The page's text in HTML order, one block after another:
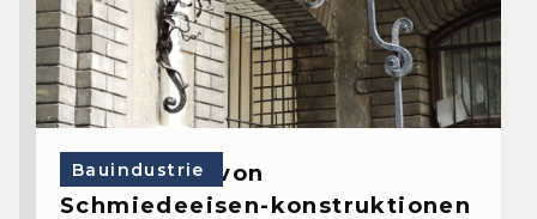
Bauindustrie
Überholung von
Schmiedeeisen-konstruktionen